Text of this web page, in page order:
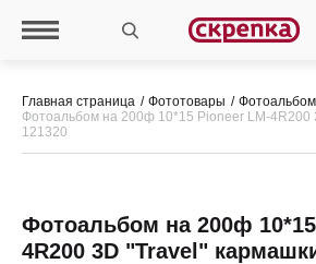
Главная страница Фототовары
Фотоальбом на 200ф 10*15 Pioneer LM-4R200
121320
Фотоальбом на 200ф
4R200 3D "Travel"